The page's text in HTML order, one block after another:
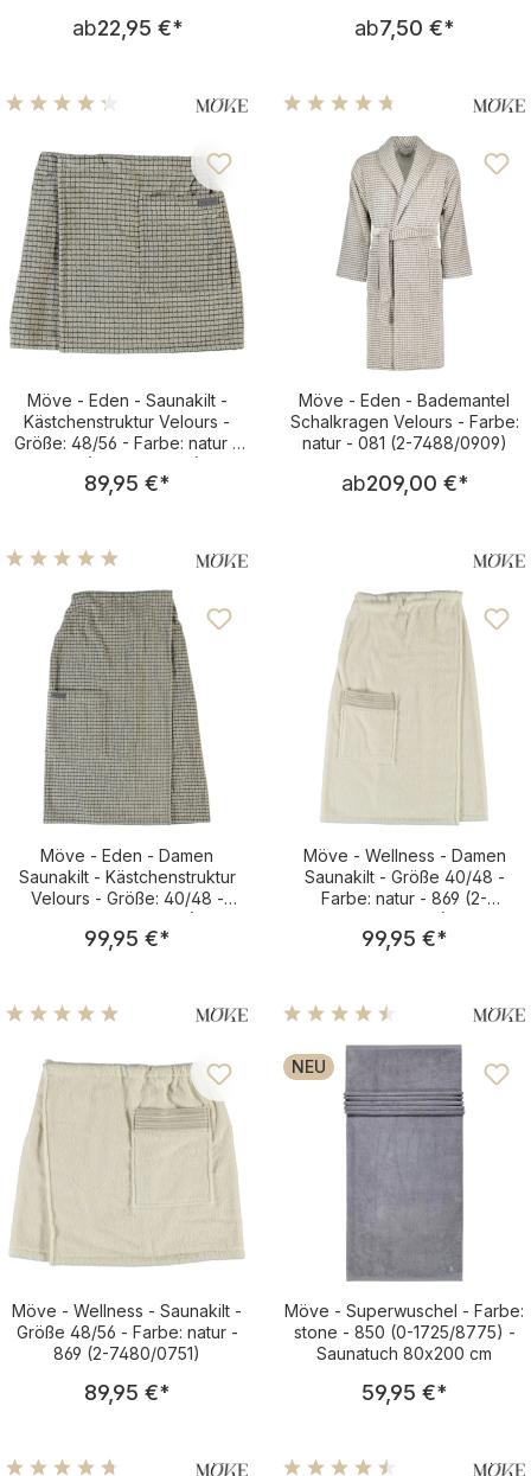
Regulärer Preis:
ab22,95 €* Regulärer
ab7,50 €*
Durchschnittliche Bewertung von 4.32 von 5 Sternen
Möve - Eden - Saunakilt -
Kästchenstruktur Velours -
Größe: 48/56 - Farbe: natur -
081 (2-7489/0909)Regulärer Preis:
89,95 €*
Durchschnittliche
Möve - Eden - Bademantel
Schalkragen Velours - Farbe:
natur - 081 (2-7488/0909)
Regulärer
ab209,00 €*
Durchschnittliche Bewertung von 4.96 von 5 Sternen
Möve - Eden - Damen
Saunakilt - Kästchenstruktur
Velours - Größe: 40/48 -
Farbe: natur - 081 (2-
7490/0909)
Regulärer Preis:
99,95 €*
Möve - Wellness - Damen
Saunakilt - Größe 40/48 -
Farbe: natur - 869 (2-
7481/0751)Regulärer
99,95 €*
Durchschnittliche Bewertung von 4.88 von 5 Sternen
Möve - Wellness - Saunakilt -
Größe 48/56 - Farbe: natur -
869 (2-7480/0751)
Regulärer Preis:
89,95 €*
Durchschnittliche
NEU
Möve - Superwuschel - Farbe:
stone - 850 (0-1725/8775) -
Saunatuch 80x200 cm
Regulärer
59,95 €*